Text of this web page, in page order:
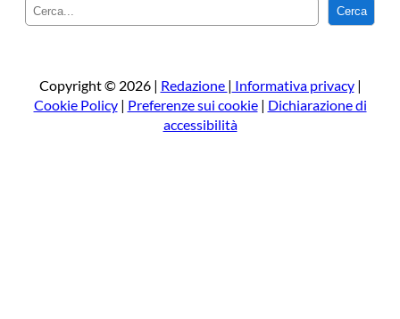
e
a
Cerca
Copyright © 2026 | Redazione | Informativa privacy|
Cookie Policy| Preferenze sui cookie| Dichiarazione di
accessibilità